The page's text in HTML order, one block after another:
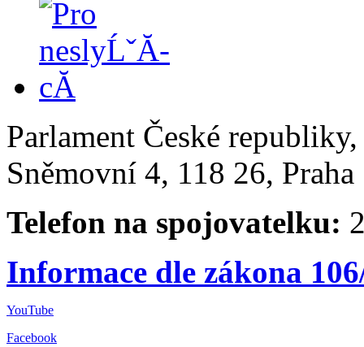
Parlament České
Sněmovní 4, 118 26,
Telefon na spojovatelku:
Informace dle zákona
YouTube
Facebook